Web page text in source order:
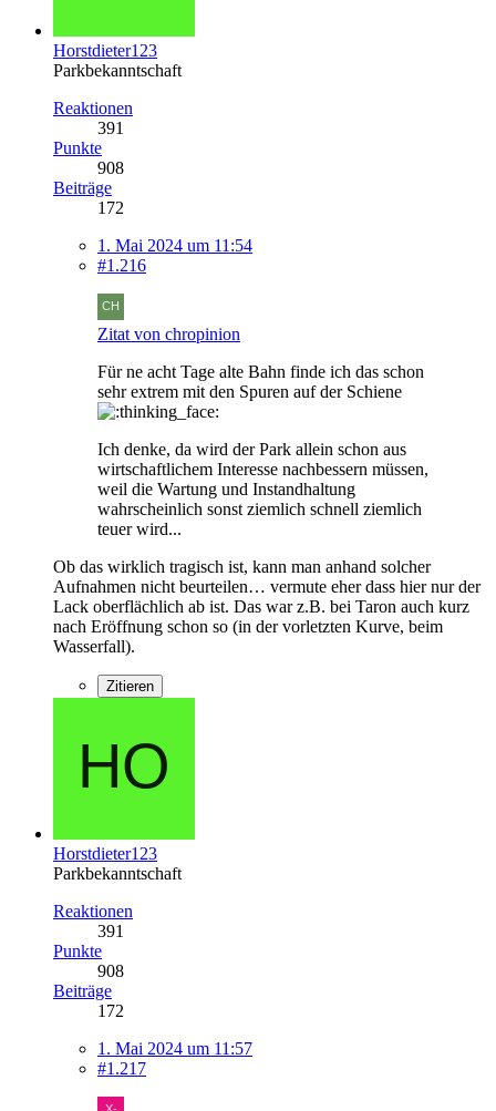
Horstdieter123
Parkbekanntschaft
Reaktionen
391
Punkte
908
Beiträge
172
1. Mai 2024 um 11:54
#1.216
Zitat von chropinion
Für ne acht Tage alte Bahn finde ich das schon
sehr extrem mit den Spuren auf der Schiene
Ich denke, da wird der Park allein schon aus
wirtschaftlichem Interesse nachbessern müssen,
weil die Wartung und Instandhaltung
wahrscheinlich sonst ziemlich schnell ziemlich
teuer wird...
Ob das wirklich tragisch ist, kann man anhand solcher
Aufnahmen nicht beurteilen… vermute eher dass hier nur der
Lack oberflächlich ab ist. Das war z.B. bei Taron auch kurz
nach Eröffnung schon so (in der vorletzten Kurve, beim
Wasserfall).
Zitieren
Horstdieter123
Parkbekanntschaft
Reaktionen
391
Punkte
908
Beiträge
172
1. Mai 2024 um 11:57
#1.217